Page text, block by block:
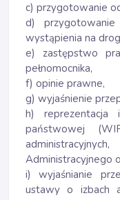
c) przygotowanie
d)
wystąpienia na
e) zastępstwo
pełnomocnika,
f) opinie prawne,
g) wyjaśnienie
h) reprezentacja
państwowej
Administracyjnego
i) wyjaśnianie
ustawy o izbach